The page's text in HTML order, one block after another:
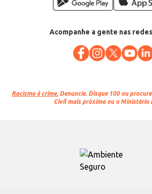
Acompanhe a gente nas
Racismo é crime. Denuncie. Disque 100 ou
Civil mais próxima ou o Ministério